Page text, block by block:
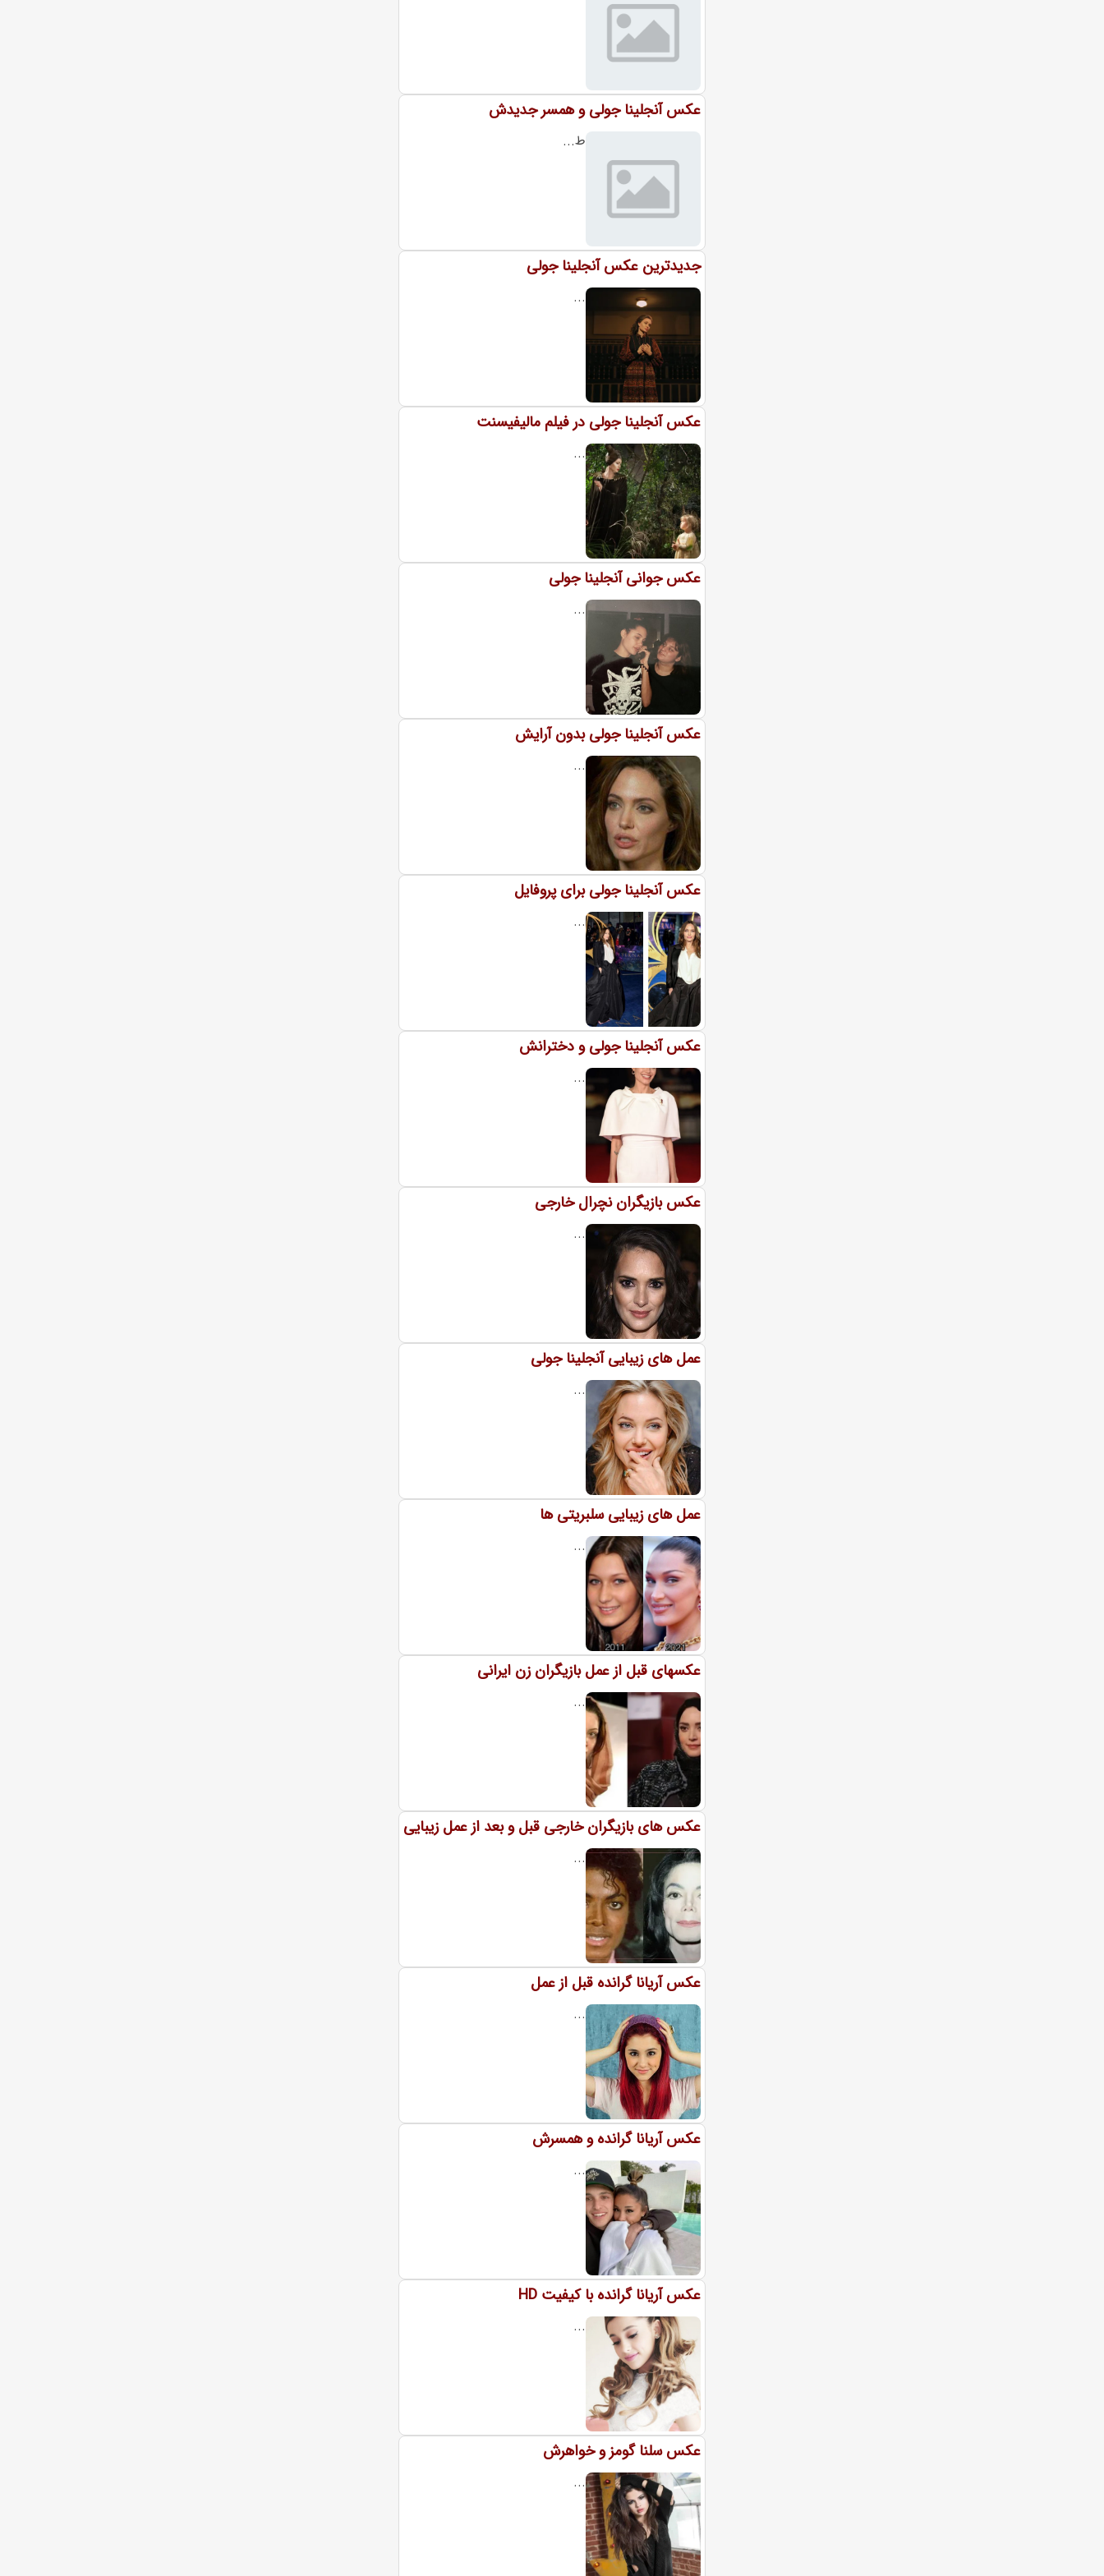
عکس آنجلینا جولی و همسر جدیدش
ط...
جدیدترین عکس آنجلینا جولی
...
عکس آنجلینا جولی در فیلم مالیفیسنت
...
عکس جوانی آنجلینا جولی
...
عکس آنجلینا جولی بدون آرایش
...
عکس آنجلینا جولی برای پروفایل
...
عکس آنجلینا جولی و دخترانش
...
عکس بازیگران نچرال خارجی
...
عمل های زیبایی آنجلینا جولی
...
عمل های زیبایی سلبریتی ها
...
عکسهای قبل از عمل بازیگران زن ایرانی
...
عکس های بازیگران خارجی قبل و بعد از عمل زیبایی
...
عکس آریانا گرانده قبل از عمل
...
عکس آریانا گرانده و همسرش
...
عکس آریانا گرانده با کیفیت HD
...
عکس سلنا گومز و خواهرش
...